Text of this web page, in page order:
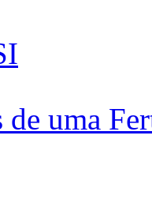
de uma